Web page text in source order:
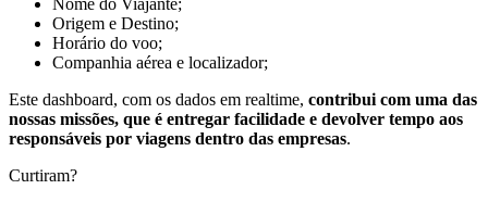
Nome do Viajante;
Origem e Destino;
Horário do voo;
Companhia aérea e localizador;
Este dashboard, com os dados em realtime, contribui com uma das
nossas missões, que é entregar facilidade e devolver tempo aos
responsáveis por viagens dentro das empresas.
Curtiram?